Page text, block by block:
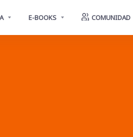
E-BOOKS COMUNIDAD